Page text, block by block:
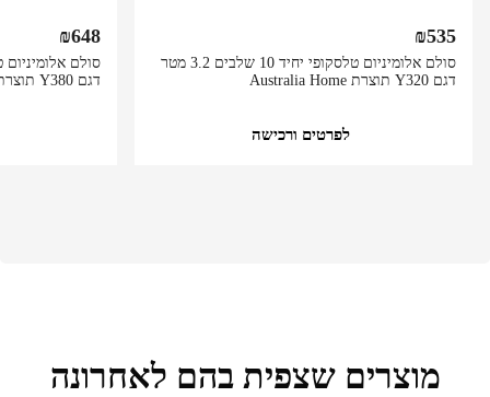
סולם אלומיניום טלסקופי יחיד 10 שלבים 3.2 מטר
דגם Y320 תוצרת Australia Home
₪535
לפרטים ורכישה
דגם Y380 תוצרת Australia Home
₪648
מוצרים שצפית בהם לאחרונה